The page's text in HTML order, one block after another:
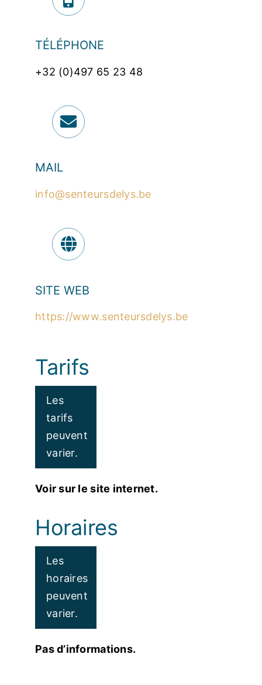
TÉLÉPHONE
+32 (0)497 65 23 48
MAIL
info@senteursdelys.be
SITE WEB
https://www.senteursdelys.be
Tarifs
Les
tarifs
peuvent
varier.
Voir sur le site internet.
Horaires
Les
horaires
peuvent
varier.
Pas d’informations.